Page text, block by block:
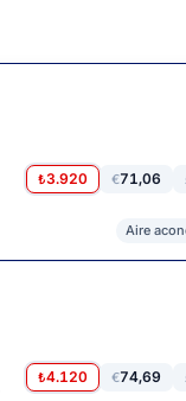
₺3.920 €71,06
Aire
₺4.120 €74,69